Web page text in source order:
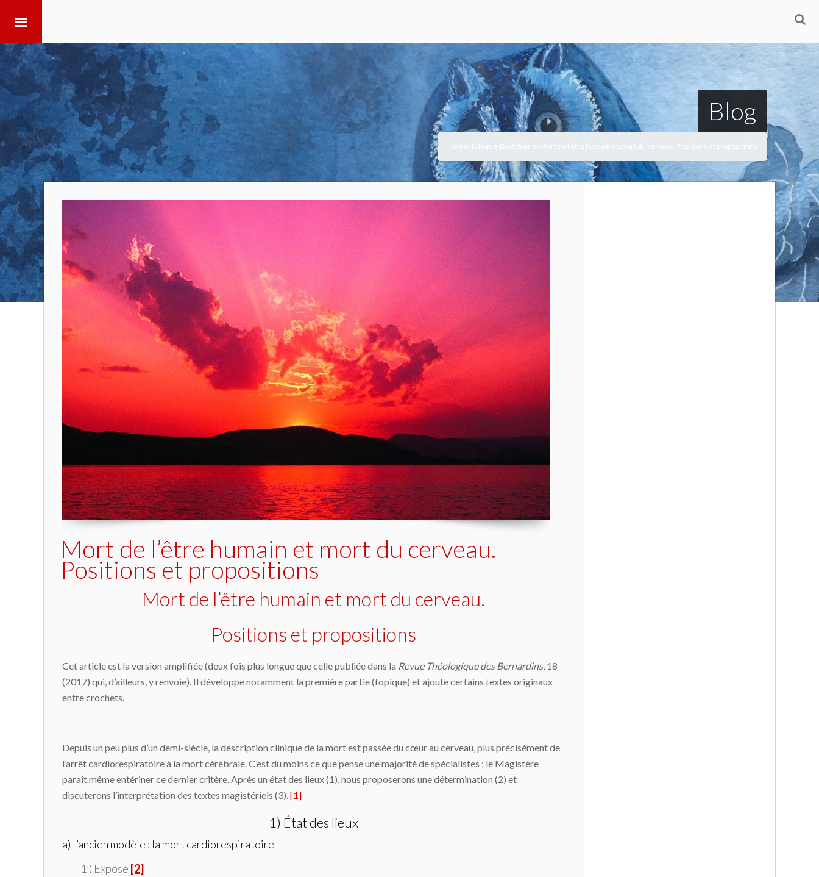
Blog
Mort de l’être humain et mort du cerveau.
Positions et propositions
Mort de l’être humain et mort du cerveau.
Positions et propositions
Cet article est la version amplifiée (deux fois plus longue que celle publiée dans la Revue Théologique des Bernardins, 18
(2017) qui, d’ailleurs, y renvoie). Il développe notamment la première partie (topique) et ajoute certains textes originaux
entre crochets.
Depuis un peu plus d’un demi-siècle, la description clinique de la mort est passée du cœur au cerveau, plus précisément de
l’arrêt cardiorespiratoire à la mort cérébrale. C’est du moins ce que pense une majorité de spécialistes ; le Magistère
paraît même entériner ce dernier critère. Après un état des lieux (1), nous proposerons une détermination (2) et
discuterons l’interprétation des textes magistériels (3).[1]
1) État des lieux
a) L’ancien modèle : la mort cardiorespiratoire
1’) Exposé [2]